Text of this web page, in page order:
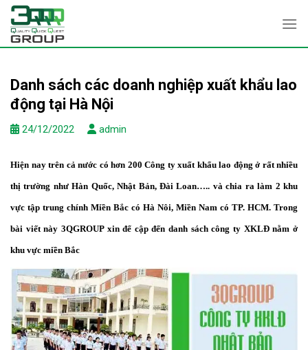
Skip
content
Danh sách các doanh nghiệp xuất khẩu lao
động tại Hà Nội
24/12/2022 admin
Hiện nay trên cả nước có hơn 200 Công ty xuất khẩu lao động ở rất nhiều
thị trường như Hàn Quốc, Nhật Bản, Đài Loan….. và chia ra làm 2 khu
vực tập trung chính Miền Bắc có Hà Nôi, Miền Nam có TP. HCM. Trong
bài viết này 3QGROUP xin để cập đến danh sách công ty XKLĐ nằm ở
khu vực miền Bắc